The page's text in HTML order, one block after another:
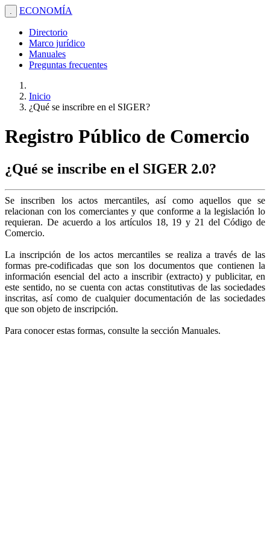
. ECONOMÍA
Directorio
Marco jurídico
Manuales
Preguntas frecuentes
Inicio
¿Qué se inscribre en el SIGER?
Registro Público de Comercio
¿Qué se inscribe en el SIGER 2.0?
Se inscriben los actos mercantiles, así como aquellos que se
relacionan con los comerciantes y que conforme a la legislación lo
requieran. De acuerdo a los artículos 18, 19 y 21 del Código de
Comercio.
La inscripción de los actos mercantiles se realiza a través de las
formas pre-codificadas que son los documentos que contienen la
información esencial del acto a inscribir (extracto) y publicitar, en
este sentido, no se cuenta con actas constitutivas de las sociedades
inscritas, así como de cualquier documentación de las sociedades
que son objeto de inscripción.
Para conocer estas formas, consulte la sección Manuales.